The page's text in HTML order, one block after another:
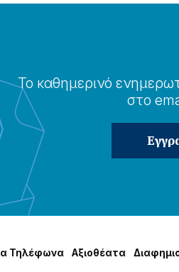
Το καθημερɩνό
στο
Τηλέφωνα Αξɩοθέατα